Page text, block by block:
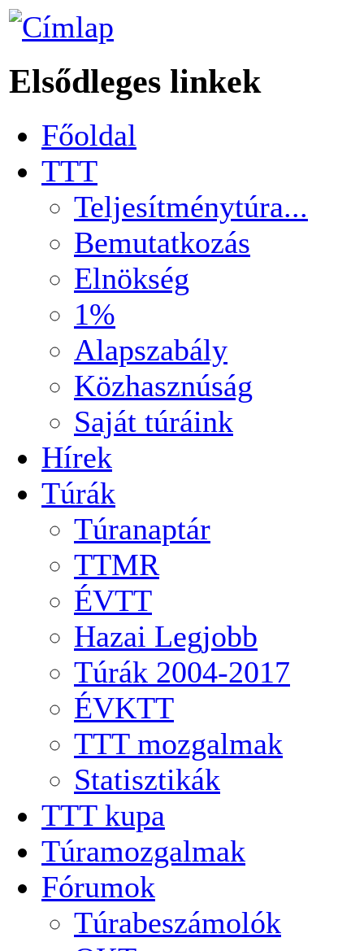
Elsődleges linkek
Főoldal
TTT
Teljesítménytúra...
Bemutatkozás
Elnökség
1%
Alapszabály
Közhasznúság
Saját túráink
Hírek
Túrák
Túranaptár
TTMR
ÉVTT
Hazai Legjobb
Túrák 2004-2017
ÉVKTT
TTT mozgalmak
Statisztikák
TTT kupa
Túramozgalmak
Fórumok
Túrabeszámolók